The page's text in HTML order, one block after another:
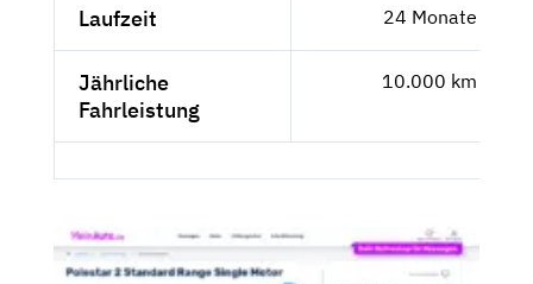
Laufzeit 24 Monate
Jährliche
Fahrleistung
10.000 km